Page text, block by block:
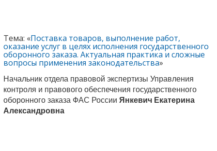
Тема: «Поставка товаров, выполнение работ,
оказание услуг в целях исполнения государственного
оборонного заказа. Актуальная практика и сложные
вопросы применения законодательства»
Начальник отдела правовой экспертизы Управления
контроля и правового обеспечения государственного
оборонного заказа ФАС России Янкевич Екатерина
Александровна